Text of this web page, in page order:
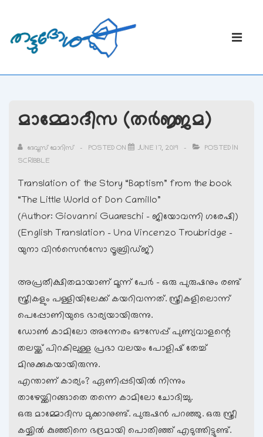
Content
Main
മാമ്മോദീസ (തര്‍ജ്ജമ)
ദേവൂസ് മോറിസ് POSTED ON JUNE 17, 2019
POSTED IN
SCRIBBLE
Translation of the Story “Baptism” from the book
“The Little World of Don Camillo”
(Author: Giovanni Guareschi – ജിയോവന്നി ഗരേഷി)
(English Translation – Una Vincenzo Troubridge –
യുനാ വിന്‍സെന്‍സോ ട്രൂബ്രിഡ്ജ്)
അപ്രതീക്ഷിതമായാണ് മൂന്ന് പേര്‍ – ഒരു പുരുഷനും രണ്ട്
സ്ത്രീകളും പള്ളിയിലേക്ക് കയറിവന്നത്. സ്ത്രീകളിലൊന്ന്
പെപ്പോണിയുടെ ഭാര്യയായിരുന്നു.
ഡോണ്‍ കാമിലോ അന്നേരം ഔസേപ്പ് പുണ്യവാളന്റെ
തലയ്ക്ക് പിറകിലുള്ള പ്രഭാ വലയം പോളിഷ് തേച്ച്
മിനുക്കുകയായിരുന്നു.
എന്താണ് കാര്യം? ഏണിപ്പടിയില്‍ നിന്നും
താഴേയ്ക്കിറങ്ങാതെ തന്നെ കാമിലോ ചോദിച്ചു.
ഒരു മാമ്മോദീസ മുക്കാനുണ്ട്. പുരുഷന്‍ പറഞ്ഞു. ഒരു സ്ത്രീ
കയ്യില്‍ കുഞ്ഞിനെ ഭദ്രമായി പൊതിഞ്ഞ് എടുത്തിട്ടുണ്ട്.